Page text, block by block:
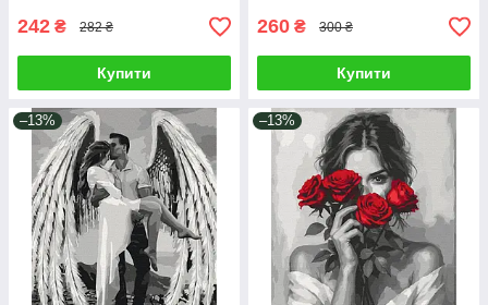
242 ₴ 282 ₴
Купити
260 ₴ 300 ₴
Купити
–13% –13%